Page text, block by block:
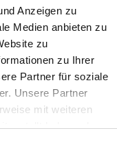
Anzeigen zu
Medien anbieten zu
zu
zu Ihrer
Partner für soziale
Unsere Partner
mit weiteren
haben oder